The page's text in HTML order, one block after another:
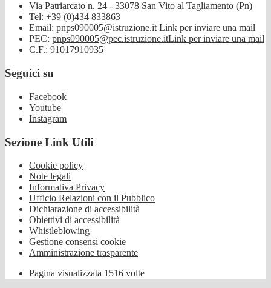
Via Patriarcato n. 24 - 33078 San Vito al Tagliamento (Pn)
Tel: +39 (0)434 833863
Email: pnps090005@istruzione.it Link per inviare una mail
PEC: pnps090005@pec.istruzione.itLink per inviare una mail
C.F.: 91017910935
Seguici su
Facebook
Youtube
Instagram
Sezione Link Utili
Cookie policy
Note legali
Informativa Privacy
Ufficio Relazioni con il Pubblico
Dichiarazione di accessibilità
Obiettivi di accessibilità
Whistleblowing
Gestione consensi cookie
Amministrazione trasparente
Pagina visualizzata 1516 volte